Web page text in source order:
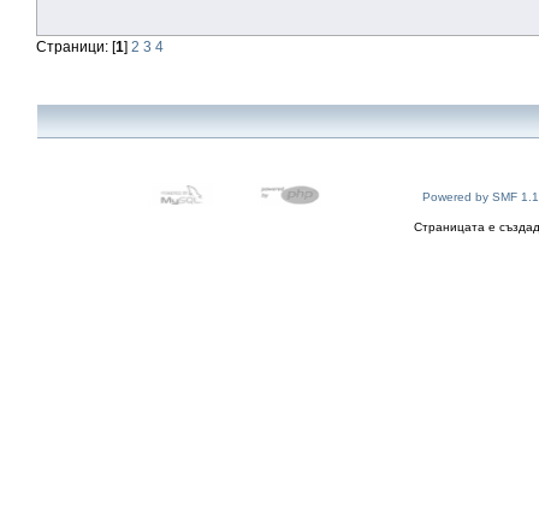
Страници: [1] 2 3 4
Powered by SMF
Страницата е